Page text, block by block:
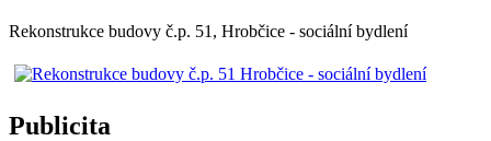
Rekonstrukce budovy č.p. 51, Hrobčice - sociální bydlení
Publicita